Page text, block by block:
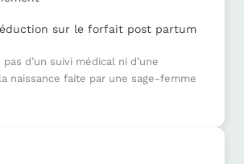
sur le forfait post partum
d’un suivi médical ni d’une
naissance faite par une sage-femme